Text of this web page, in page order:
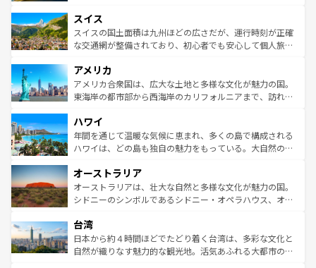
れる地方に足を運ぶとそれぞれで全く異なる文化を体験で
きるだろう。 なお、新着のフランス情報はコンテンツ一覧
を参照してほしい。
は、お酒好きな人にはぜひ体験してほしい。 なお、新着の
ドイツ情報はコンテンツ一覧を参照してほしい。
リアごとに異なる魅力がある。また、優雅なアフタヌーン
ティー、ビール好きにはたまらない英国パブ、サッカー観
戦など、本場だからこそできる体験も豊富。イギリスを旅
ンツ一覧を参照してほしい。
スイス
スイスの国土面積は九州ほどの広さだが、運行時刻が正確
な交通網が整備されており、初心者でも安心して個人旅行
の建物がそのまま残る町や、スイスならではのユニークな
博物館もあり、アルプス観光だけでなく町歩きも満喫する
ことができる。国民の所得が高いため物価も高いが、旅行
ば市内交通費無料で観光を楽しむこともできる。 なお、新
着のスイス情報はコンテンツ一覧 を参照してほしい。
アメリカ
アメリカ合衆国は、広大な土地と多様な文化が魅力の国。
東海岸の都市部から西海岸のカリフォルニアまで、訪れる
のような巨大都市は、観光、ショッピング、エンターテイ
ンメントが詰まった刺激的なスポットだ。一方、アメリカ
西部には大自然が広がり、グランドキャニオンやイエロー
部のニューオーリンズでは、音楽と美食が融合した独特の
文化が魅力。旅行者はアメリカの各地域で異なる魅力を楽
しみながら、その多様性と豊かな歴史を感じることができ
ならではの贅沢な旅のスタイルだ。 なお、新着のアメリカ
情報はコンテンツ一覧を参照してほしい。
ハワイ
年間を通じて温暖な気候に恵まれ、多くの島で構成される
ハワイは、どの島も独自の魅力をもっている。大自然の神
ワイ島は見逃せない。また、定番の観光地といえばオアフ
島だが、静かな自然を求めるならマウイ島やカウアイ島が
おすすめ。エメラルドグリーンに輝く海をはじめ、豊かな
れるおもてなしの心で訪れる人々を迎えてくれるハワイの
人々、おいしいローカルフードやハワイアンミュージッ
ク、伝統的なフラダンスなど、すべてがハワイの魅力を彩
オーストラリア
オーストラリアは、壮大な自然と多様な文化が魅力の国。
シドニーのシンボルであるシドニー・オペラハウス、オー
リアリーフや大陸中央部にそびえるウルル（エアーズロッ
ク）、タスマニアの美しい原生林やケアンズの熱帯雨林な
ど、見どころがたくさん。また、カフェやワイン、オージ
台湾
日本から約４時間ほどでたどり着く台湾は、多彩な文化と
自然が織りなす魅力的な観光地。活気あふれる大都市の台